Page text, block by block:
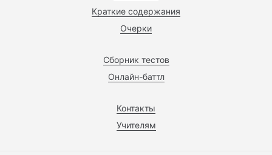
Краткие содержания
Очерки
Сборник тестов
Онлайн-баттл
Контакты
Учителям